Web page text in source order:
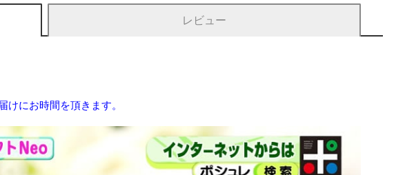
レビュー
けにお時間を頂きます。